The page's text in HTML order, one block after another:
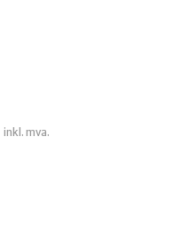
Nåværende
pris
inkl. mva.